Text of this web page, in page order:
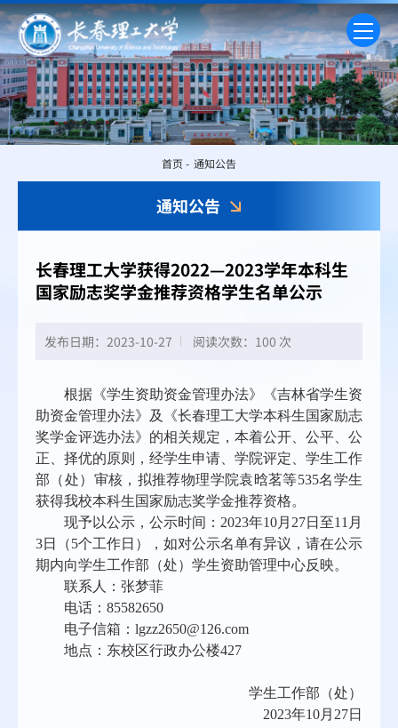
通知公告
首页 - 通知公告
长春理工大学获得2022—2023学年本科生
国家励志奖学金推荐资格学生名单公示
发布日期：2023-10-27 阅读次数： 100 次
根据《学生资助资金管理办法》《吉林省学生资
助资金管理办法》及《长春理工大学本科生国家励志
奖学金评选办法》的相关规定，本着公开、公平、公
正、择优的原则，经学生申请、学院评定、学生工作
部（处）审核，拟推荐物理学院袁晗茗等535名学生
获得我校本科生国家励志奖学金推荐资格。
现予以公示，公示时间：2023年10月27日至11月
3日（5个工作日），如对公示名单有异议，请在公示
期内向学生工作部（处）学生资助管理中心反映。
联系人：张梦菲
电话：85582650
电子信箱：lgzz2650@126.com
地点：东校区行政办公楼427
学生工作部（处）
2023年10月27日